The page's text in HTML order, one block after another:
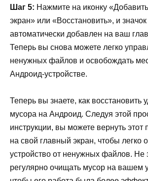
Шаг 5: Нажмите на иконку
экран» или «Восстановить», и
автоматически добавлен на ваш
Теперь вы снова можете легко
ненужных файлов и освобождать
Андроид-устройстве.
Теперь вы знаете, как восстановить
мусора на Андроид. Следуя этой
инструкции, вы можете вернуть этот
на свой главный экран, чтобы легко
устройство от ненужных файлов. Не
регулярно очищать мусор на вашем